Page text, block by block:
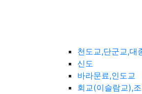
천도교,단군교,대
신도
바라문료,인도교
회교(이슬람교),